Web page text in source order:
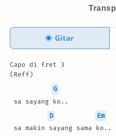
Gitar
Capo di fret 3
(Reff)
G
sa sayang ko..
D
Em
sa makin sayang sama ko..